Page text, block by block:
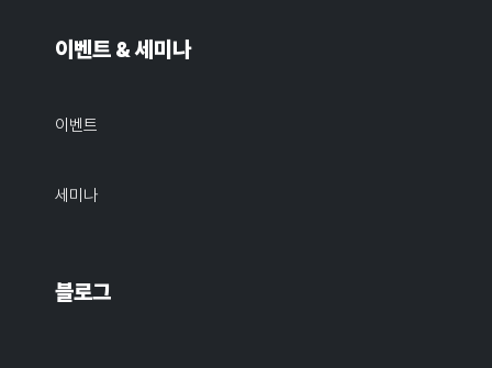
이벤트 & 세미나
이벤트
세미나
블로그